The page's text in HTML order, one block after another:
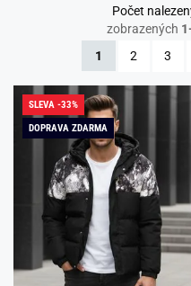
Počet
zobrazených
1
2 3
SLEVA -33%
DOPRAVA ZDARMA